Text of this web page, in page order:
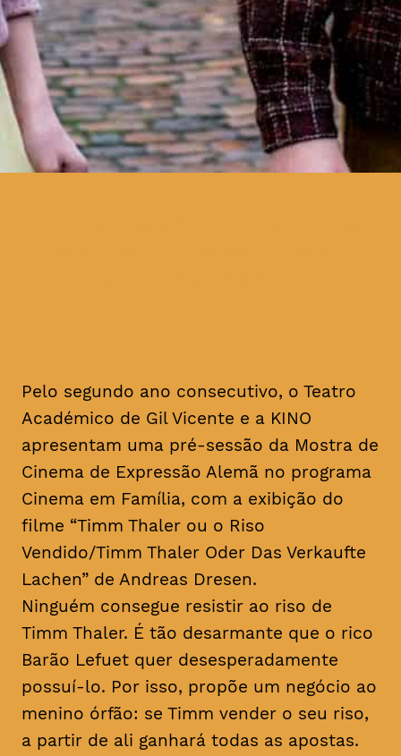
Pelo segundo ano consecutivo, o Teatro
Académico de Gil Vicente e a KINO
apresentam uma pré-sessão da Mostra de
Cinema de Expressão Alemã no programa
Cinema em Família, com a exibição do
filme “Timm Thaler ou o Riso
Vendido/Timm Thaler Oder Das Verkaufte
Lachen” de Andreas Dresen.
Ninguém consegue resistir ao riso de
Timm Thaler. É tão desarmante que o rico
Barão Lefuet quer desesperadamente
possuí-lo. Por isso, propõe um negócio ao
menino órfão: se Timm vender o seu riso,
a partir de ali ganhará todas as apostas.